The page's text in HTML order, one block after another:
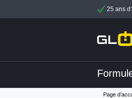
25 ans
Page